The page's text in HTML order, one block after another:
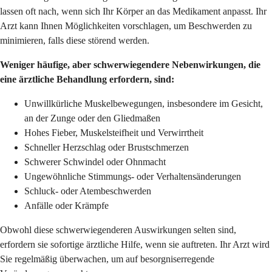
lassen oft nach, wenn sich Ihr Körper an das Medikament anpasst. Ihr
Arzt kann Ihnen Möglichkeiten vorschlagen, um Beschwerden zu
minimieren, falls diese störend werden.
Weniger häufige, aber schwerwiegendere Nebenwirkungen, die
eine ärztliche Behandlung erfordern, sind:
Unwillkürliche Muskelbewegungen, insbesondere im Gesicht,
an der Zunge oder den Gliedmaßen
Hohes Fieber, Muskelsteifheit und Verwirrtheit
Schneller Herzschlag oder Brustschmerzen
Schwerer Schwindel oder Ohnmacht
Ungewöhnliche Stimmungs- oder Verhaltensänderungen
Schluck- oder Atembeschwerden
Anfälle oder Krämpfe
Obwohl diese schwerwiegenderen Auswirkungen selten sind,
erfordern sie sofortige ärztliche Hilfe, wenn sie auftreten. Ihr Arzt wird
Sie regelmäßig überwachen, um auf besorgniserregende